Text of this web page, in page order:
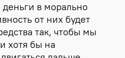
в морально
от них будет
так, чтобы мы
хотя бы на